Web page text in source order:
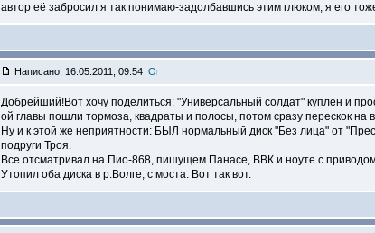
автор её забросил я так понимаю-задолбавшись этим глюком, я его
Написано: 16.05.2011, 09:54
Добрейший!Вот хочу поделиться: "Универсальный солдат" куплен и
ой главы пошли тормоза, квадраты и полосы, потом сразу перескок на
Ну и к этой же неприятности: БЫЛ нормальный диск "Без лица" от
подруги Троя.
Все отсматривал на Пио-868, пишущем Панасе, ВВК и ноуте с
Утопил оба диска в р.Волге, с моста. Вот так вот.